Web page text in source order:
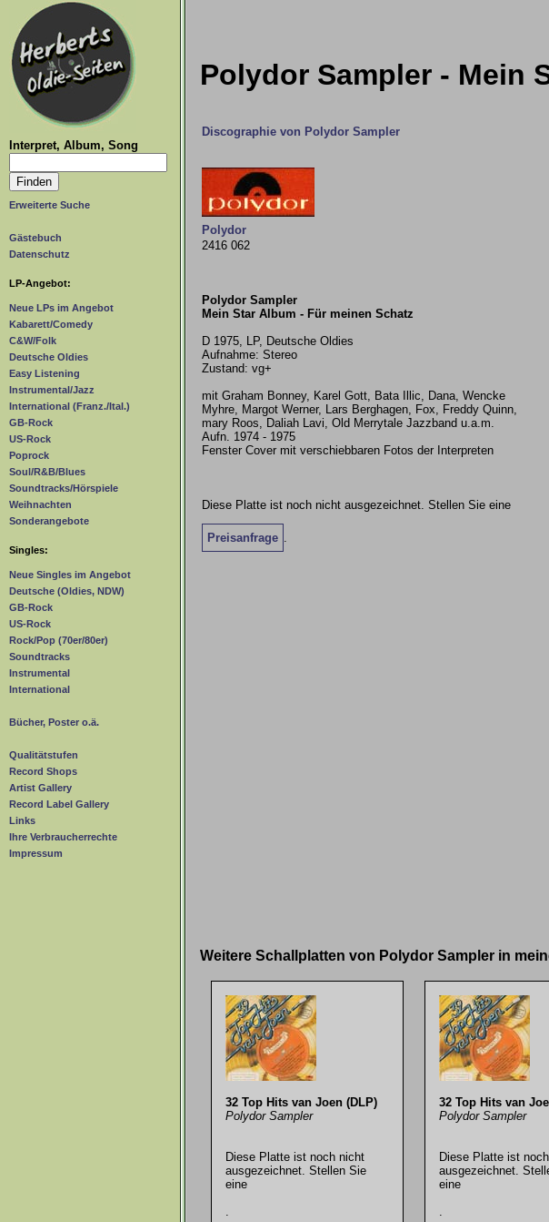
Interpret, Album, Song
Erweiterte Suche
Gästebuch
Datenschutz
LP-Angebot:
Neue LPs im Angebot
Kabarett/Comedy
C&W/Folk
Deutsche Oldies
Easy Listening
Instrumental/Jazz
International (Franz./Ital.)
GB-Rock
US-Rock
Poprock
Soul/R&B/Blues
Soundtracks/Hörspiele
Weihnachten
Sonderangebote
Singles:
Neue Singles im Angebot
Deutsche (Oldies, NDW)
GB-Rock
US-Rock
Rock/Pop (70er/80er)
Soundtracks
Instrumental
International
Bücher, Poster o.ä.
Qualitätstufen
Record Shops
Artist Gallery
Record Label Gallery
Links
Ihre Verbraucherrechte
Impressum
Polydor Sampler - Mein
Discographie von Polydor Sampler
Polydor
2416 062
Polydor Sampler
Mein Star Album - Für meinen Schatz
D 1975, LP, Deutsche Oldies
Aufnahme: Stereo
Zustand: vg+
mit Graham Bonney, Karel Gott, Bata Illic, Dana, Wencke
Myhre, Margot Werner, Lars Berghagen, Fox, Freddy Quinn,
mary Roos, Daliah Lavi, Old Merrytale Jazzband u.a.m.
Aufn. 1974 - 1975
Fenster Cover mit verschiebbaren Fotos der Interpreten
Diese Platte ist noch nicht ausgezeichnet. Stellen Sie eine
Preisanfrage
Weitere Schallplatten von Polydor Sampler in
32 Top Hits van Joen (DLP)
Polydor Sampler
Diese Platte ist noch nicht
ausgezeichnet. Stellen Sie
eine
32 Top Hits van
Polydor Sampler
Diese Platte ist
ausgezeichnet.
eine